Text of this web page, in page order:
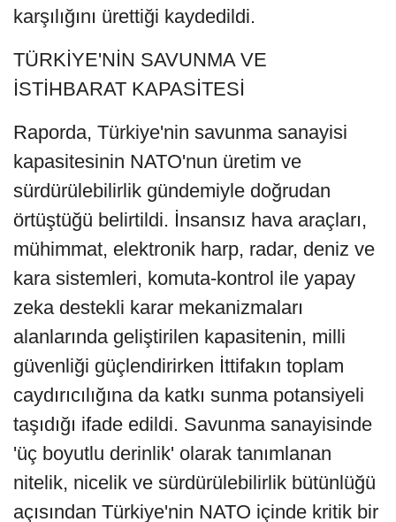
karşılığını ürettiği kaydedildi.
TÜRKİYE'NİN SAVUNMA VE
İSTİHBARAT KAPASİTESİ
Raporda, Türkiye'nin savunma sanayisi
kapasitesinin NATO'nun üretim ve
sürdürülebilirlik gündemiyle doğrudan
örtüştüğü belirtildi. İnsansız hava araçları,
mühimmat, elektronik harp, radar, deniz ve
kara sistemleri, komuta-kontrol ile yapay
zeka destekli karar mekanizmaları
alanlarında geliştirilen kapasitenin, milli
güvenliği güçlendirirken İttifakın toplam
caydırıcılığına da katkı sunma potansiyeli
taşıdığı ifade edildi. Savunma sanayisinde
'üç boyutlu derinlik' olarak tanımlanan
nitelik, nicelik ve sürdürülebilirlik bütünlüğü
açısından Türkiye'nin NATO içinde kritik bir